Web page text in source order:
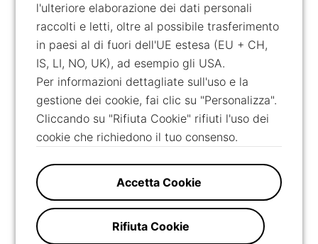
l'ulteriore elaborazione dei dati personali
raccolti e letti, oltre al possibile trasferimento
in paesi al di fuori dell'UE estesa (EU + CH,
IS, LI, NO, UK), ad esempio gli USA.
Per informazioni dettagliate sull'uso e la
gestione dei cookie, fai clic su "Personalizza".
Cliccando su "Rifiuta Cookie" rifiuti l'uso dei
cookie che richiedono il tuo consenso.
Rifiuta Cookie
Accetta Cookie